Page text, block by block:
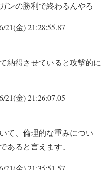
ンの勝利で終わるんやろ
21(金) 21:28:55.87
納得させていると攻撃的に
21(金) 21:26:07.05
て、倫理的な重みについ
あると言えます。
21(金) 21:35:51.57